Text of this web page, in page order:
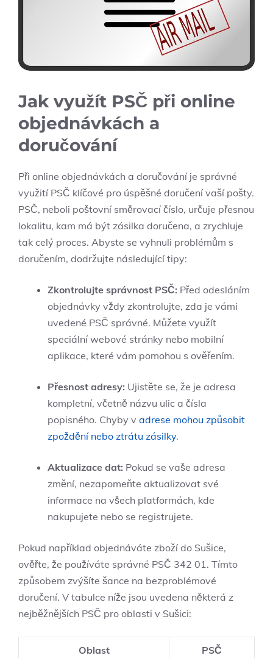
Jak využít PSČ při online
objednávkách a
doručování
Při online objednávkách a doručování je správné
využití PSČ klíčové pro úspěšné doručení vaší pošty.
PSČ, neboli poštovní směrovací číslo, určuje přesnou
lokalitu, kam má být zásilka doručena, a zrychluje
tak celý proces. Abyste se vyhnuli problémům s
doručením, dodržujte následující tipy:
Zkontrolujte správnost PSČ: Před odesláním
objednávky vždy zkontrolujte, zda je vámi
uvedené PSČ správné. Můžete využít
speciální webové stránky nebo mobilní
aplikace, které vám pomohou s ověřením.
Přesnost adresy: Ujistěte se, že je adresa
kompletní, včetně názvu ulic a čísla
popisného. Chyby v adrese mohou způsobit
zpoždění nebo ztrátu zásilky.
Aktualizace dat: Pokud se vaše adresa
změní, nezapomeňte aktualizovat své
informace na všech platformách, kde
nakupujete nebo se registrujete.
Pokud například objednáváte zboží do Sušice,
ověřte, že používáte správné PSČ 342 01. Tímto
způsobem zvýšíte šance na bezproblémové
doručení. V tabulce níže jsou uvedena některá z
nejběžnějších PSČ pro oblasti v Sušici:
Oblast PSČ